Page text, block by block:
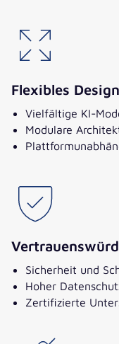
Flexibles Design
Vielfältige KI-
Modulare
Sicherheit und
Hoher
Zertifizierte